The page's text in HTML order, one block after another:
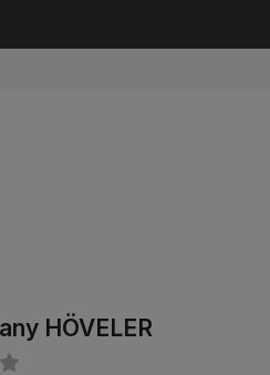
oferty lub zaloguj się,
HÖVELER